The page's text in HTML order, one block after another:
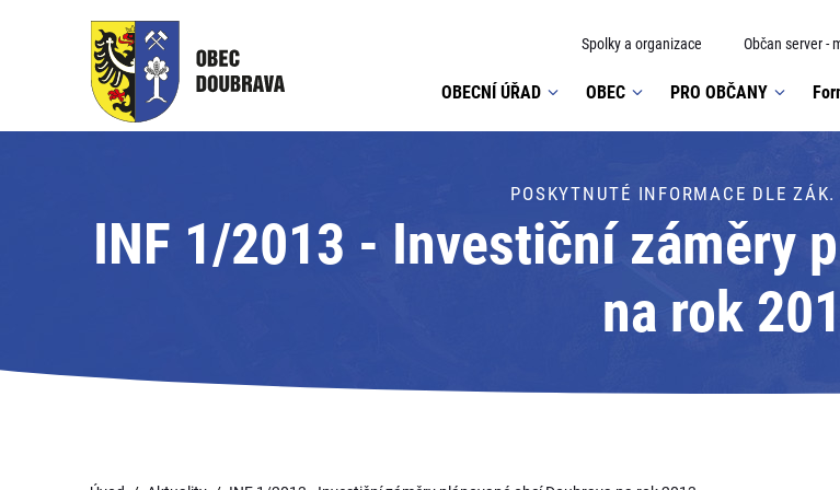
Spolky a organizace Občan server -
OBECNÍ ÚŘAD OBEC PRO OBČANY
POSKYTNUTÉ INFORMACE DLE
INF 1/2013 - Investiční záměry
na rok